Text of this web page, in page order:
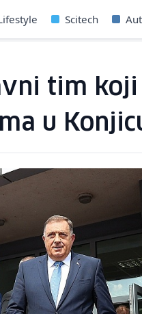
Scitech
tim
u